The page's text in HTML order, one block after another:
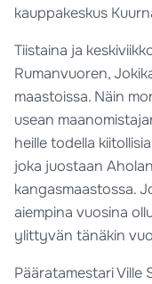
kauppakeskus
Tiistaina ja
Rumanvuoren,
maastoissa. Näin
usean
heille todella
joka juostaan
kangasmaastossa.
aiempina vuosina
ylittyvän tänäkin
Pääratamestari